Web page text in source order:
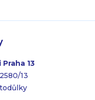
13
13